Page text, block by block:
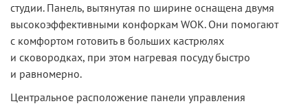
студии. Панель, вытянутая по ширине оснащена двумя
высокоэффективными конфоркам WOK. Они помогают
с комфортом готовить в больших кастрюлях
и сковородках, при этом нагревая посуду быстро
и равномерно.
Центральное расположение панели управления